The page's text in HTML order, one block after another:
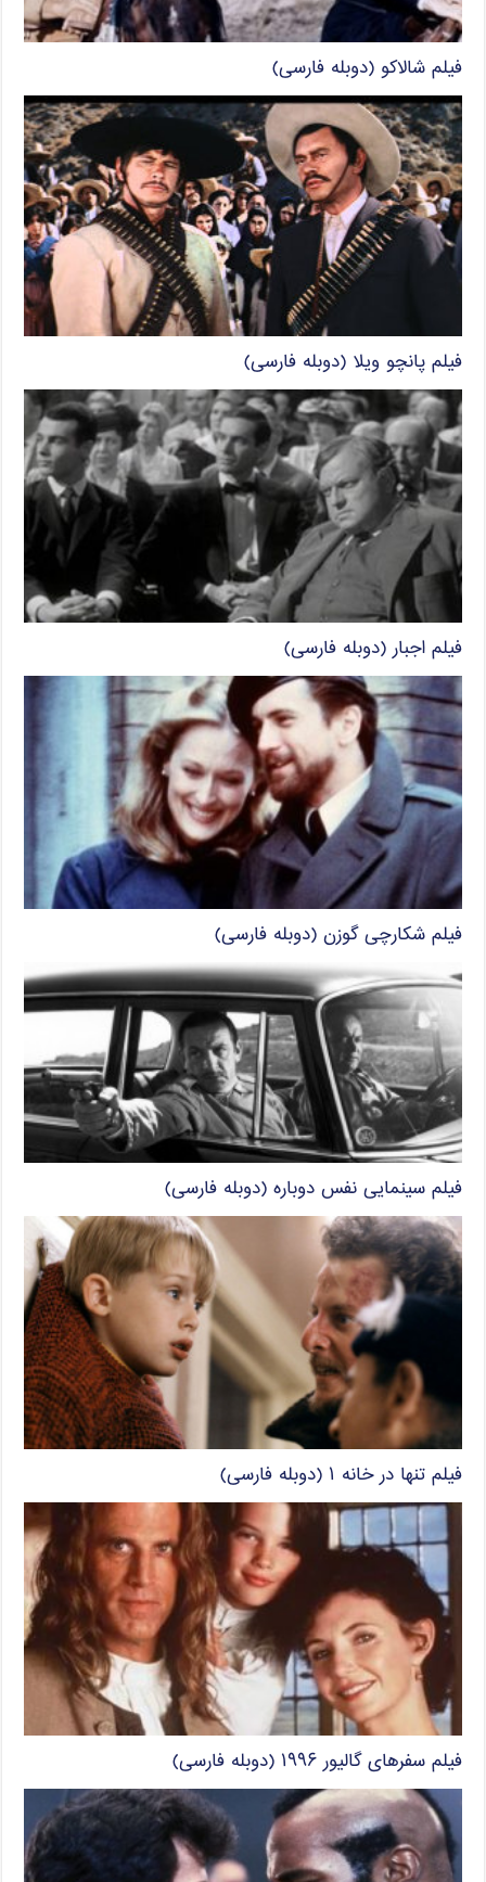
فیلم شالاکو (دوبله فارسی)
فیلم پانچو ویلا (دوبله فارسی)
فیلم اجبار (دوبله فارسی)
فیلم شکارچی گوزن (دوبله فارسی)
فیلم سینمایی نفس دوباره (دوبله فارسی)
فیلم تنها در خانه ۱ (دوبله فارسی)
فیلم سفرهای گالیور ۱۹۹۶ (دوبله فارسی)